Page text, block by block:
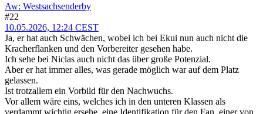
Aw: Westsachsenderby
#22
10.05.2026, 12:24 CEST
Ja, er hat auch Schwächen, wobei ich bei Ekui nun auch nicht die
Kracherflanken und den Vorbereiter gesehen habe.
Ich sehe bei Niclas auch nicht das über große Potenzial.
Aber er hat immer alles, was gerade möglich war auf dem Platz
gelassen.
Ist trotzallem ein Vorbild für den Nachwuchs.
Vor allem wäre eins, welches ich in den unteren Klassen als
verdammt wichtig ersehe, eine Identifikation für den Fan, einer von